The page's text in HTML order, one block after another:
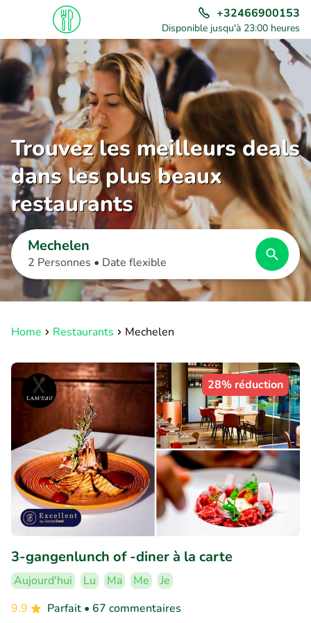
+32466900153
Disponible jusqu'à 23:00 heures
Trouvez les meilleurs deals
dans les plus beaux
restaurants
Mechelen
2 Personnes • Date flexible
Home Restaurants Mechelen
28% réduction
3-gangenlunch of -diner à la carte
Aujourd'hui Lu Ma Me
Je
9.9
Parfait • 67 commentaires